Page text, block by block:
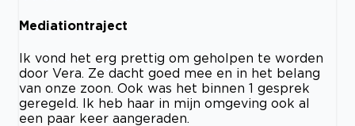
Mediationtraject
Ik vond het erg prettig om geholpen te worden
door Vera. Ze dacht goed mee en in het belang
van onze zoon. Ook was het binnen 1 gesprek
geregeld. Ik heb haar in mijn omgeving ook al
een paar keer aangeraden.